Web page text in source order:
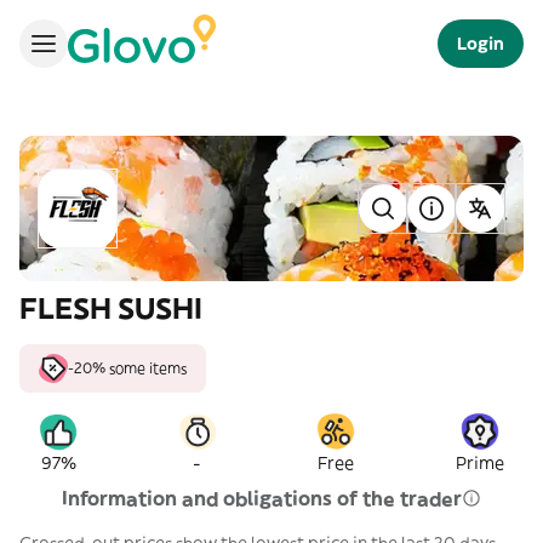
Login
FLESH SUSHI
-20% some items
97% - Free Prime
Information and obligations of the trader